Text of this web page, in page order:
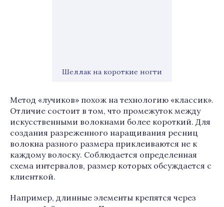
Шеллак на короткие ногти
Метод «лучиков» похож на технологию «классик».
Отличие состоит в том, что промежуток между
искусственными волокнами более короткий. Для
создания разреженного наращивания ресниц
волокна разного размера приклеиваются не к
каждому волоску. Соблюдается определенная
схема интервалов, размер которых обсуждается с
клиенткой.
Например, длинные элементы крепятся через